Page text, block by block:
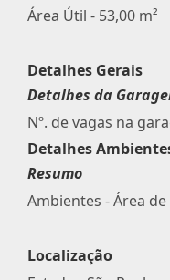
Área Útil - 53,00 m²
Detalhes Gerais
Detalhes da
Nº. de vagas na
Detalhes
Resumo
Ambientes - Área
Localização